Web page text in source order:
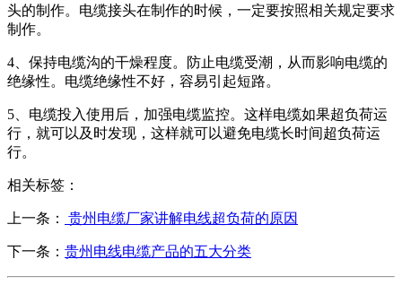
头的制作。电缆接头在制作的时候，一定要按照相关规定要求
制作。
4、保持电缆沟的干燥程度。防止电缆受潮，从而影响电缆的
绝缘性。电缆绝缘性不好，容易引起短路。
5、电缆投入使用后，加强电缆监控。这样电缆如果超负荷运
行，就可以及时发现，这样就可以避免电缆长时间超负荷运
行。
相关标签：
上一条： 贵州电缆厂家讲解电线超负荷的原因
下一条： 贵州电线电缆产品的五大分类